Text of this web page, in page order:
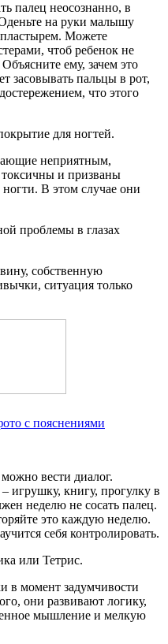
палец неосознанно, в
на руки малышу
Можете
чтоб ребенок не
ему, зачем это
засовывать пальцы в рот,
что этого
для ногтей.
неприятным,
и призваны
ногти. В этом случае они
проблемы в глазах
собственную
ситуация только
с пояснениями
вести диалог.
игрушку, книгу, прогулку в
неделю не сосать палец.
это каждую неделю.
себя контролировать.
или Тетрис.
в момент задумчивости
они развивают логику,
мышление и мелкую